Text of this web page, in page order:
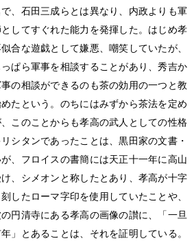
、石田三成らとは異なり、内政よりも軍
してすぐれた能力を発揮した。はじめ孝
合な遊戯として嫌悪、嘲笑していたが、
ぱら軍事を相談することがあり、秀吉か
の相談ができるのも茶の効用の一つと教
たという。のちにはみずから茶法を定め
このことからも孝高の武人としての性格
シタンであったことは、黒田家の文書・
、フロイスの書簡には天正十一年に高山
、シメオンと称したとあり、孝高が十字
したローマ字印を使用していたことや、
円清寺にある孝高の画像の讃に、「一旦
」とあることは、それを証明している。